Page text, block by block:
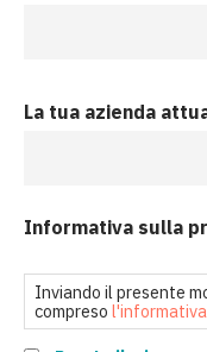
La tua azienda
Informativa sulla
Inviando il presente
compreso